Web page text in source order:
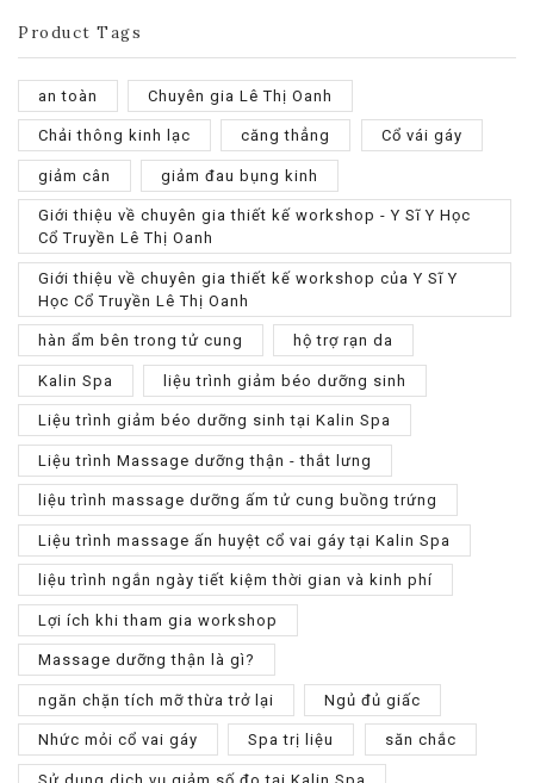
Product Tags
an toàn Chuyên gia Lê Thị Oanh
Chải thông kinh lạc căng thẳng Cổ vái gáy
giảm cân giảm đau bụng kinh
Giới thiệu về chuyên gia thiết kế workshop - Y Sĩ Y Học
Cổ Truyền Lê Thị Oanh
Giới thiệu về chuyên gia thiết kế workshop của Y Sĩ Y
Học Cổ Truyền Lê Thị Oanh
hàn ẩm bên trong tử cung hộ trợ rạn da
Kalin Spa liệu trình giảm béo dưỡng sinh
Liệu trình giảm béo dưỡng sinh tại Kalin Spa
Liệu trình Massage dưỡng thận - thắt lưng
liệu trình massage dưỡng ấm tử cung buồng trứng
Liệu trình massage ấn huyệt cổ vai gáy tại Kalin Spa
liệu trình ngắn ngày tiết kiệm thời gian và kinh phí
Lợi ích khi tham gia workshop
Massage dưỡng thận là gì?
ngăn chặn tích mỡ thừa trở lại Ngủ đủ giấc
Nhức mỏi cổ vai gáy Spa trị liệu săn chắc